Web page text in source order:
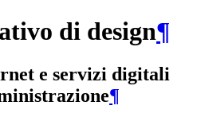
di design¶
e servizi digitali
¶